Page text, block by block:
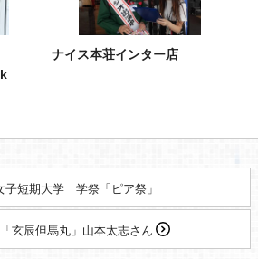
ナイス本荘インター店
子短期大学 学祭「ピア祭」
玄辰但馬丸」山本太志さん